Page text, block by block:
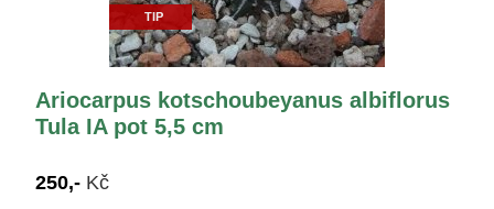
TIP
Ariocarpus kotschoubeyanus albiflorus
Tula IA pot 5,5 cm
250,- Kč